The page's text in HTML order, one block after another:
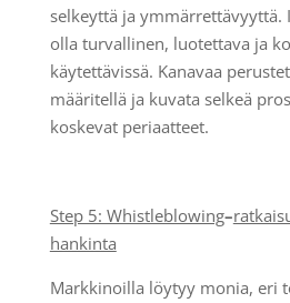
selkeyttä ja ymmärrettävyyttä.
olla turvallinen, luotettava ja
käytettävissä. Kanavaa
määritellä ja kuvata selkeä
koskevat periaatteet.
Step 5: Whistleblowing–
hankinta
Markkinoilla löytyy monia, eri